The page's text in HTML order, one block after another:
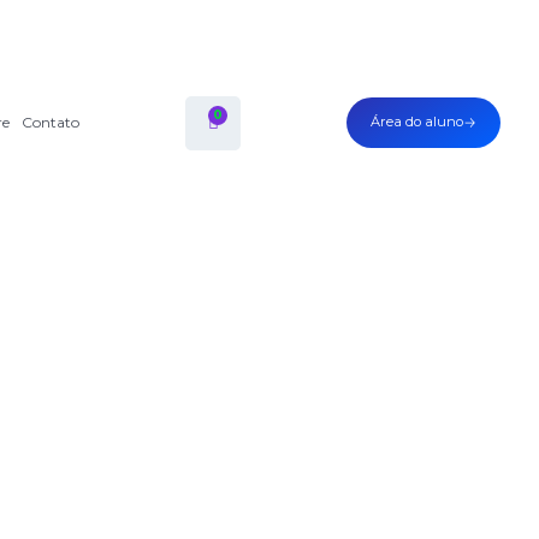
Contato 0 Área do aluno